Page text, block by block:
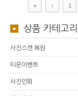
« ‹ 1
상품 카테고리
사진스캔 복원
티몬이벤트
사진인화